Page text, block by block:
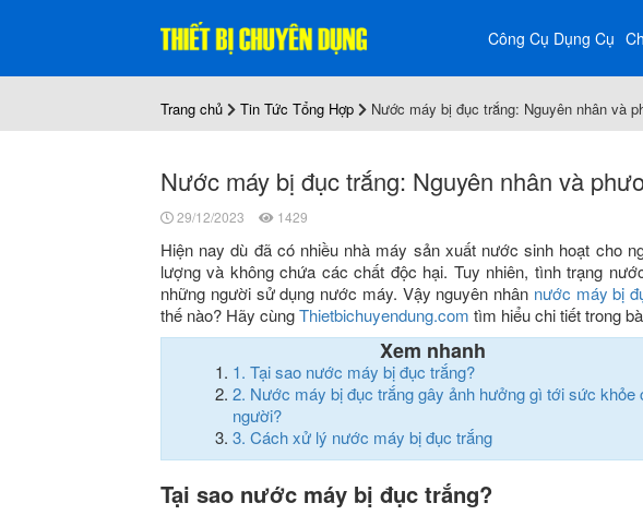
Công Cụ Dụng Cụ
Trang chủ Tin Tức Tổng Hợp Nước máy bị đục trắng: Nguyên nhân và
Nước máy bị đục trắng: Nguyên nhân và
29/12/2023 1429
Hiện nay dù đã có nhiều nhà máy sản xuất nước sinh hoạt cho
lượng và không chứa các chất độc hại. Tuy nhiên, tình trạng
những người sử dụng nước máy. Vậy nguyên nhân nước máy bị
thế nào? Hãy cùngThietbichuyendung.com tìm hiểu chi tiết trong
Xem nhanh
1. Tại sao nước máy bị đục trắng?
2. Nước máy bị đục trắng gây ảnh hưởng gì tới sức khỏe
người?
3. Cách xử lý nước máy bị đục trắng
Tại sao nước máy bị đục trắng?